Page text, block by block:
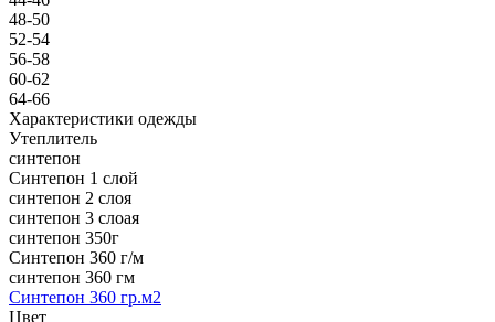
48-50
52-54
56-58
60-62
64-66
Характеристики одежды
Утеплитель
синтепон
Синтепон 1 слой
синтепон 2 слоя
синтепон 3 слоая
синтепон 350г
Синтепон 360 г/м
синтепон 360 гм
Синтепон 360 гр.м2
Цвет